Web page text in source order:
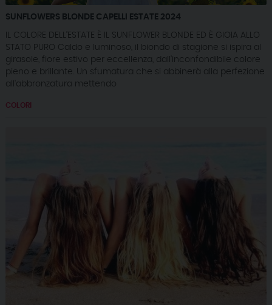
SUNFLOWERS BLONDE CAPELLI ESTATE 2024
IL COLORE DELL’ESTATE È IL SUNFLOWER BLONDE ED È GIOIA ALLO
STATO PURO Caldo e luminoso, il biondo di stagione si ispira al
girasole, fiore estivo per eccellenza, dall'inconfondibile colore
pieno e brillante. Un sfumatura che si abbinerà alla perfezione
all'abbronzatura mettendo
COLORI